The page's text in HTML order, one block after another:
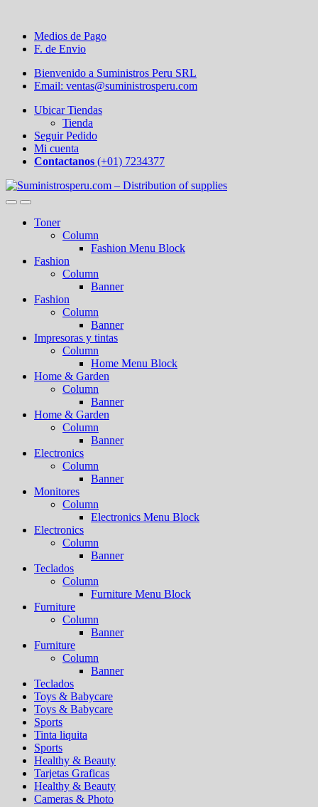
Medios de Pago
F. de Envio
Bienvenido a Suministros Peru SRL
Email: ventas@suministrosperu.com
Ubicar Tiendas
Tienda
Seguir Pedido
Mi cuenta
Contactanos (+01) 7234377
Toner
Column
Fashion Menu Block
Fashion
Column
Banner
Fashion
Column
Banner
Impresoras y tintas
Column
Home Menu Block
Home & Garden
Column
Banner
Home & Garden
Column
Banner
Electronics
Column
Banner
Monitores
Column
Electronics Menu Block
Electronics
Column
Banner
Teclados
Column
Furniture Menu Block
Furniture
Column
Banner
Furniture
Column
Banner
Teclados
Toys & Babycare
Toys & Babycare
Sports
Tinta liquita
Sports
Healthy & Beauty
Tarjetas Graficas
Healthy & Beauty
Cameras & Photo